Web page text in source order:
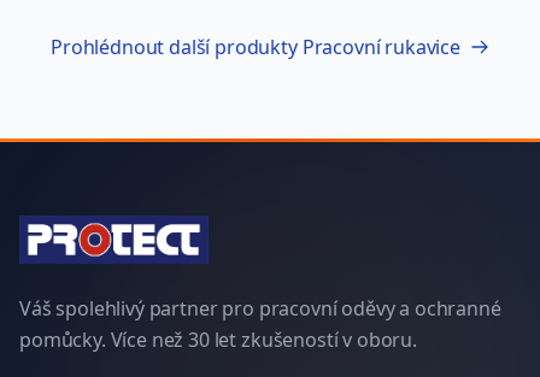
Prohlédnout další produkty Pracovní rukavice
Váš spolehlivý partner pro pracovní oděvy a ochranné
pomůcky. Více než 30 let zkušeností v oboru.